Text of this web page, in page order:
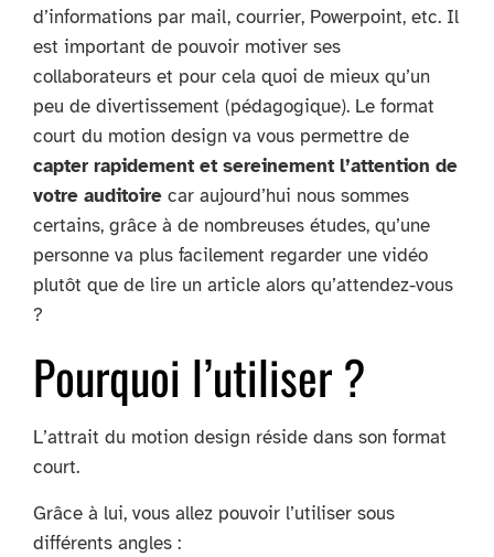
d’informations par mail, courrier, Powerpoint, etc. Il
est important de pouvoir motiver ses
collaborateurs et pour cela quoi de mieux qu’un
peu de divertissement (pédagogique). Le format
court du motion design va vous permettre de
capter rapidement et sereinement l’attention de
votre auditoire car aujourd’hui nous sommes
certains, grâce à de nombreuses études, qu’une
personne va plus facilement regarder une vidéo
plutôt que de lire un article alors qu’attendez-vous
?
Pourquoi l’utiliser ?
L’attrait du motion design réside dans son format
court.
Grâce à lui, vous allez pouvoir l’utiliser sous
différents angles :